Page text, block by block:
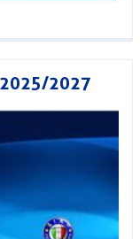
2025/2027